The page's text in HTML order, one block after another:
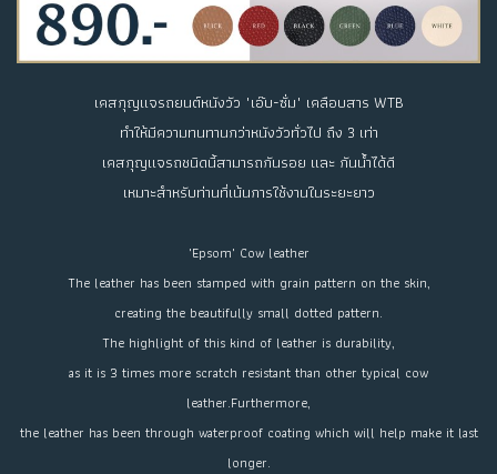
เคสกุญแจรถยนต์หนังวัว "เอ๊บ-ซั่ม" เคลือบสาร WTB
ทำให้มีความทนทานกว่าหนังวัวทั่วไป ถึง 3 เท่า
เคสกุญแจรถชนิดนี้สามารถกันรอย และ กันน้ำได้ดี
เหมาะสำหรับท่านที่เน้นการใช้งานในระยะยาว
"Epsom" Cow leather
The leather has been stamped with grain pattern on the skin,
creating the beautifully small dotted pattern.
The highlight of this kind of leather is durability,
as it is 3 times more scratch resistant than other typical cow
leather.Furthermore,
the leather has been through waterproof coating which will help make it last
longer.